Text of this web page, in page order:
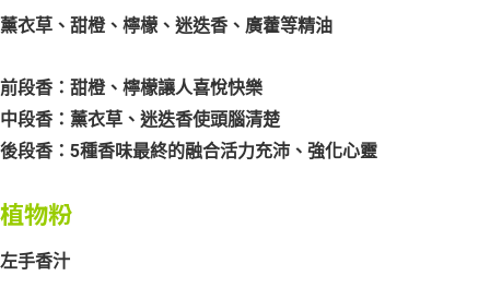
薰衣草、甜橙、檸檬、迷迭香、廣藿等精油
前段香：甜橙、檸檬讓人喜悅快樂
中段香：薰衣草、迷迭香使頭腦清楚
後段香：5種香味最終的融合活力充沛、強化心靈
植物粉
左手香汁